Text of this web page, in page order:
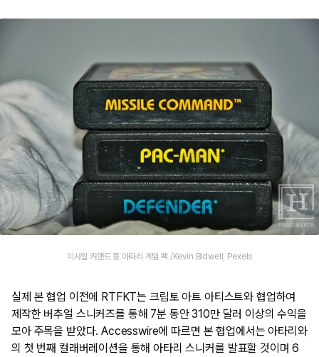
미사일 커맨드 등 아타리 게임 팩 /Kevin Bidwell, Pexels
실제 본 협업 이전에 RTFKT는 크립토 아트 아티스트와 협업하여
제작한 버추얼 스니커즈를 통해 7분 동안 310만 달러 이상의 수익을
모아 주목을 받았다. Accesswire에 따르면 본 협업에서는 아타리와
의 첫 번째 컬래버레이션을 통해 아타리 스니커를 발표할 것이며 6